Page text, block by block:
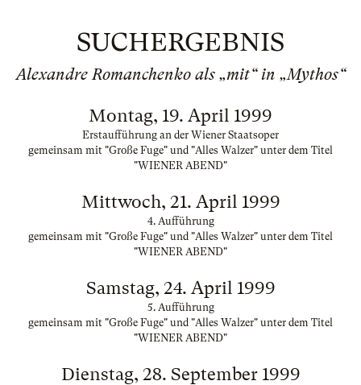
SUCHERGEBNIS
Alexandre Romanchenko als „mit“ in „Mythos“
Montag, 19. April 1999
Erstaufführung an der Wiener Staatsoper
gemeinsam mit "Große Fuge" und "Alles Walzer" unter dem Titel
"WIENER ABEND"
Mittwoch, 21. April 1999
4. Aufführung
gemeinsam mit "Große Fuge" und "Alles Walzer" unter dem Titel
"WIENER ABEND"
Samstag, 24. April 1999
5. Aufführung
gemeinsam mit "Große Fuge" und "Alles Walzer" unter dem Titel
"WIENER ABEND"
Dienstag, 28. September 1999